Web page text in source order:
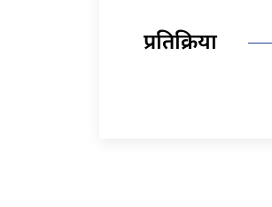
प्रतिक्रिया